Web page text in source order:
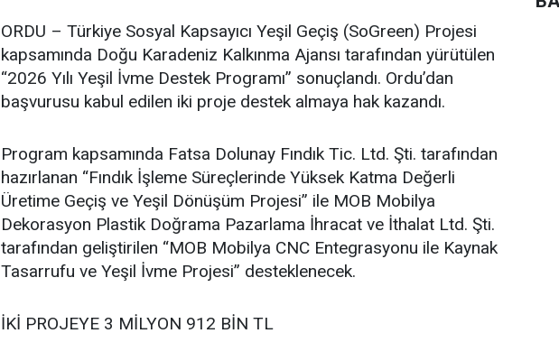
ORDU – Türkiye Sosyal Kapsayıcı Yeşil Geçiş (SoGreen) Projesi
kapsamında Doğu Karadeniz Kalkınma Ajansı tarafından yürütülen
“2026 Yılı Yeşil İvme Destek Programı” sonuçlandı. Ordu’dan
başvurusu kabul edilen iki proje destek almaya hak kazandı.
Program kapsamında Fatsa Dolunay Fındık Tic. Ltd. Şti. tarafından
hazırlanan “Fındık İşleme Süreçlerinde Yüksek Katma Değerli
Üretime Geçiş ve Yeşil Dönüşüm Projesi” ile MOB Mobilya
Dekorasyon Plastik Doğrama Pazarlama İhracat ve İthalat Ltd. Şti.
tarafından geliştirilen “MOB Mobilya CNC Entegrasyonu ile Kaynak
Tasarrufu ve Yeşil İvme Projesi” desteklenecek.
İKİ PROJEYE 3 MİLYON 912 BİN TL